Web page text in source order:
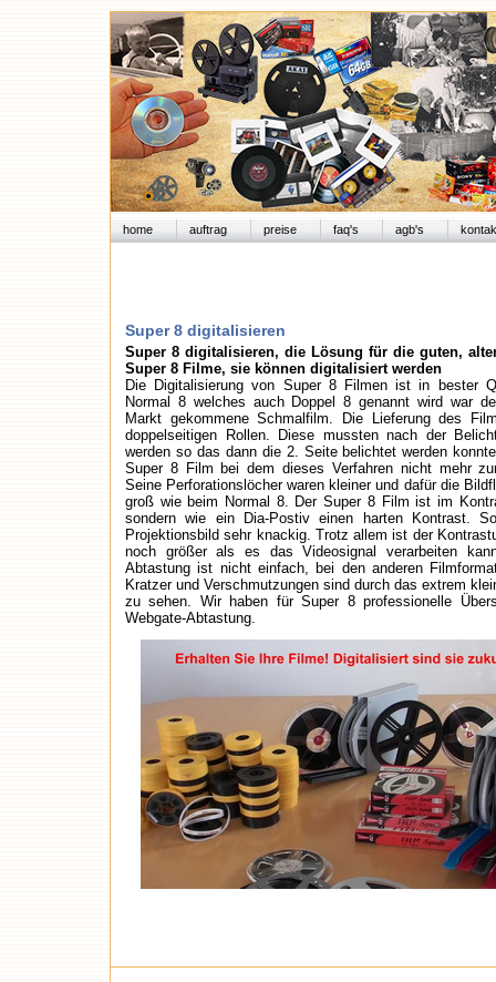
home auftrag preise faq's agb's
Super 8 digitalisieren
Super 8 digitalisieren, die Lösung für die guten,
Super 8 Filme, sie können digitalisiert werden
Die Digitalisierung von Super 8 Filmen ist in bester
Normal 8 welches auch Doppel 8 genannt wird war
Markt gekommene Schmalfilm. Die Lieferung des
doppelseitigen Rollen. Diese mussten nach der
werden so das dann die 2. Seite belichtet werden
Super 8 Film bei dem dieses Verfahren nicht mehr
Seine Perforationslöcher waren kleiner und dafür die
groß wie beim Normal 8. Der Super 8 Film ist im
sondern wie ein Dia-Postiv einen harten Kontrast.
Projektionsbild sehr knackig. Trotz allem ist der
noch größer als es das Videosignal verarbeiten
Abtastung ist nicht einfach, bei den anderen
Kratzer und Verschmutzungen sind durch das extrem
zu sehen. Wir haben für Super 8 professionelle
Webgate-Abtastung.